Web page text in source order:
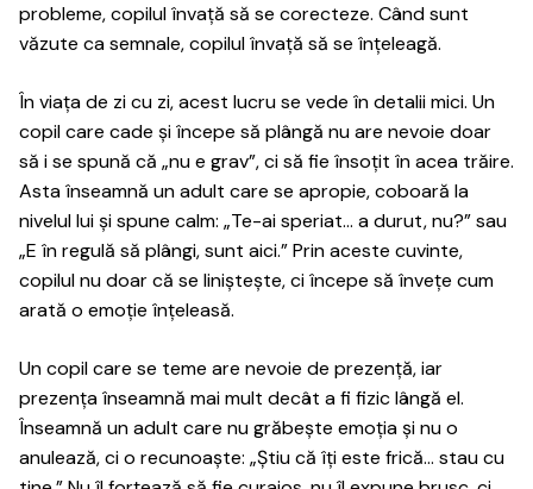
probleme, copilul învață să se corecteze. Când sunt
văzute ca semnale, copilul învață să se înțeleagă.
În viața de zi cu zi, acest lucru se vede în detalii mici. Un
copil care cade și începe să plângă nu are nevoie doar
să i se spună că „nu e grav”, ci să fie însoțit în acea trăire.
Asta înseamnă un adult care se apropie, coboară la
nivelul lui și spune calm: „Te-ai speriat… a durut, nu?” sau
„E în regulă să plângi, sunt aici.” Prin aceste cuvinte,
copilul nu doar că se liniștește, ci începe să învețe cum
arată o emoție înțeleasă.
Un copil care se teme are nevoie de prezență, iar
prezența înseamnă mai mult decât a fi fizic lângă el.
Înseamnă un adult care nu grăbește emoția și nu o
anulează, ci o recunoaște: „Știu că îți este frică… stau cu